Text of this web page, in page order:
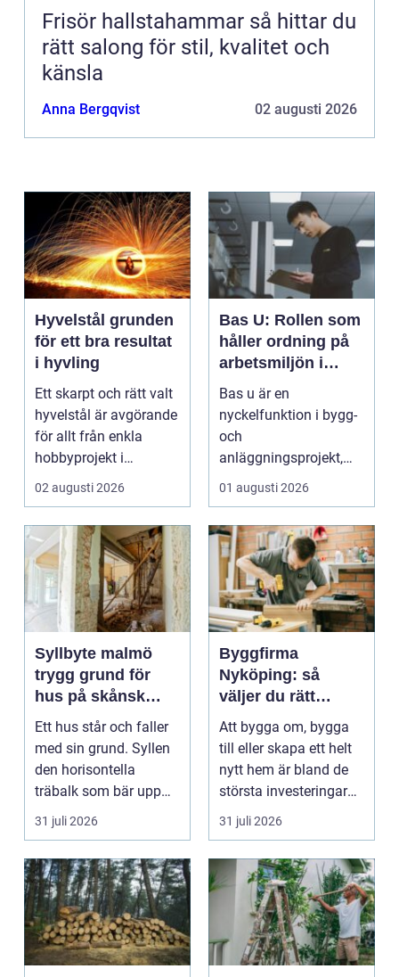
Frisör hallstahammar så hittar du
rätt salong för stil, kvalitet och
känsla
Anna Bergqvist 02 augusti 2026
Hyvelstål grunden
för ett bra resultat
i hyvling
Ett skarpt och rätt valt
hyvelstål är avgörande
för allt från enkla
hobbyprojekt i
verkstaden till k...
02 augusti 2026
Bas U: Rollen som
håller ordning på
arbetsmiljön i
byggprojekt
Bas u är en
nyckelfunktion i bygg-
och
anläggningsprojekt,
med ansvar för att
arbetsm...
01 augusti 2026
Syllbyte malmö
trygg grund för
hus på skånsk
mark
Ett hus står och faller
med sin grund. Syllen
den horisontella
träbalk som bär upp
väggarna mot pla...
31 juli 2026
Byggfirma
Nyköping: så
väljer du rätt
partner för ditt
projekt
Att bygga om, bygga
till eller skapa ett helt
nytt hem är bland de
största investeringar
m...
31 juli 2026